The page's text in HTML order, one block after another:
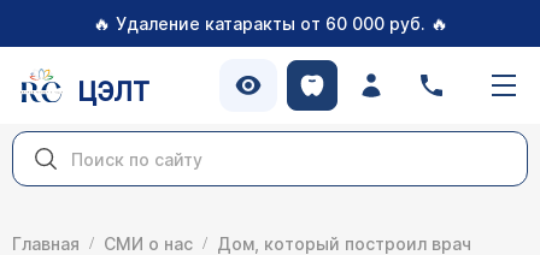
🔥 Удаление катаракты от 60 000 руб. 🔥
ЦЭЛТ
Главная СМИ о нас Дом, который построил врач